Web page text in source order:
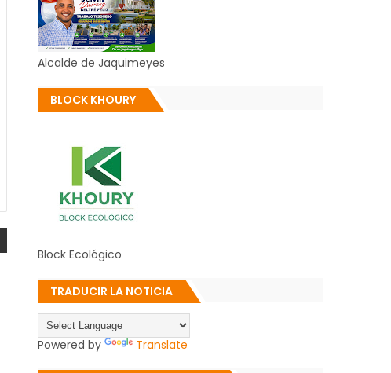
Alcalde de Jaquimeyes
BLOCK KHOURY
Block Ecológico
TRADUCIR LA NOTICIA
Powered by Translate